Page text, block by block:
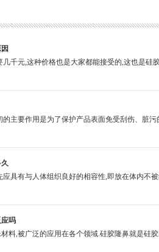
千元,这种价格也是大家都能接受的,这也是硅
主要作用是为了保护产品表面免受刮伤、脏污
具有与人体组织良好的相容性,即放在体内不
吗
料,被广泛的应用在各个领域.硅胶隆鼻就是硅